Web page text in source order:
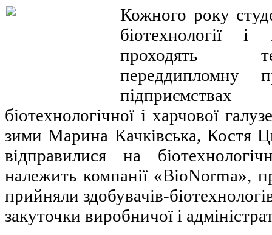
Кожного року
біотехнології і
проходять
переддипломну
біотехнологічної і харчової
зими Марина Качківська, Костя
відправилися на
належить компанії «BioNorma»,
прийняли здобувачів-
закуточки виробничої і